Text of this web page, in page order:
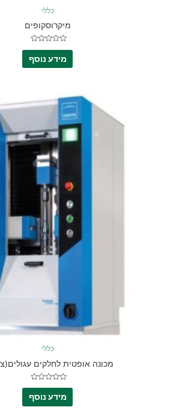
כללי
מיקרוסקופים
דורג
מתוך
5
מידע נוסף
כללי
מכונה אופטית לחלקים
דורג
0
מתוך
5
מידע נוסף